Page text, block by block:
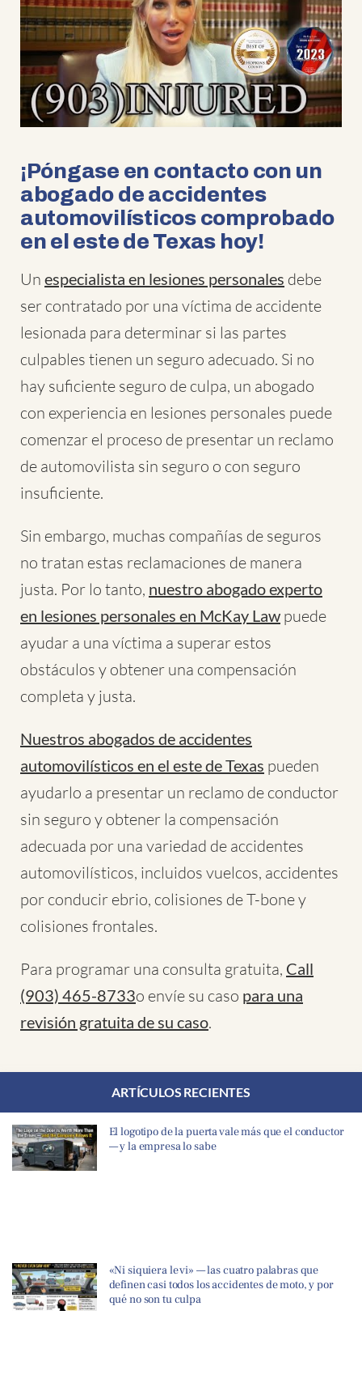
¡Póngase en contacto con un
abogado de accidentes
automovilísticos comprobado
en el este de Texas hoy!
Un especialista en lesiones personales debe
ser contratado por una víctima de accidente
lesionada para determinar si las partes
culpables tienen un seguro adecuado. Si no
hay suficiente seguro de culpa, un abogado
con experiencia en lesiones personales puede
comenzar el proceso de presentar un reclamo
de automovilista sin seguro o con seguro
insuficiente.
Sin embargo, muchas compañías de seguros
no tratan estas reclamaciones de manera
justa. Por lo tanto, nuestro abogado experto
en lesiones personales en McKay Law puede
ayudar a una víctima a superar estos
obstáculos y obtener una compensación
completa y justa.
Nuestros abogados de accidentes
automovilísticos en el este de Texas pueden
ayudarlo a presentar un reclamo de conductor
sin seguro y obtener la compensación
adecuada por una variedad de accidentes
automovilísticos, incluidos vuelcos, accidentes
por conducir ebrio, colisiones de T-bone y
colisiones frontales.
Para programar una consulta gratuita, Call
(903) 465-8733o envíe su caso para una
revisión gratuita de su caso.
ARTÍCULOS RECIENTES
El logotipo de la puerta vale más que el conductor
— y la empresa lo sabe
«Ni siquiera le vi» — las cuatro palabras que
definen casi todos los accidentes de moto, y por
qué no son tu culpa